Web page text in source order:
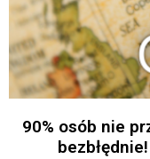
90% osób nie